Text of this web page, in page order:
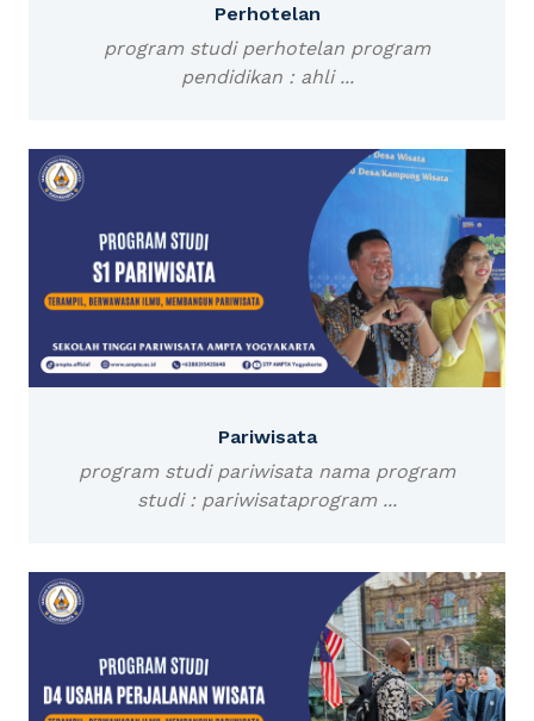
Perhotelan
program studi perhotelan program
pendidikan : ahli ...
Pariwisata
program studi pariwisata nama program
studi : pariwisataprogram ...